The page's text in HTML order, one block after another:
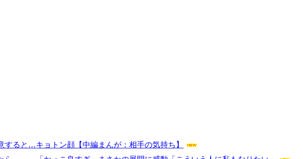
ると…キョトン顔【中編まんが：相手の気持ち】